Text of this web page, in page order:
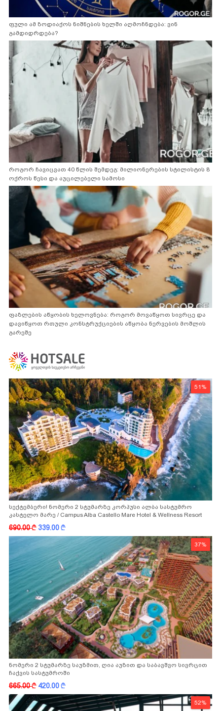
ფული ამ ზოდიაქოს ნიშნების ხელში აღმოჩნდება: ვინ
გამდიდრდება?
როგორ ჩავიცვათ 40 წლის შემდეგ: მილიონერების სტილისტის 8
ოქროს წესი და აუცილებელი სამოსი
ფაზლების აწყობის ხელოვნება: როგორ მოვაწყოთ სივრცე და
დავიწყოთ რთული კონსტრუქციების აწყობა ნერვების მოშლის
გარეშე
51%
სექტემბერი! ნომერი 2 სტუმარზე კორპუსი ალბა სასტუმრო
კასტელო მარე / Campus Alba Castello Mare Hotel & Wellness Resort
-სგან!
690.00k 339.00k
37%
ნომერი 2 სტუმარზე საუზმით, ღია აუზით და საბავშვო სივრცით
ჩაქვის სასტუმროში
665.00k 420.00k
52%